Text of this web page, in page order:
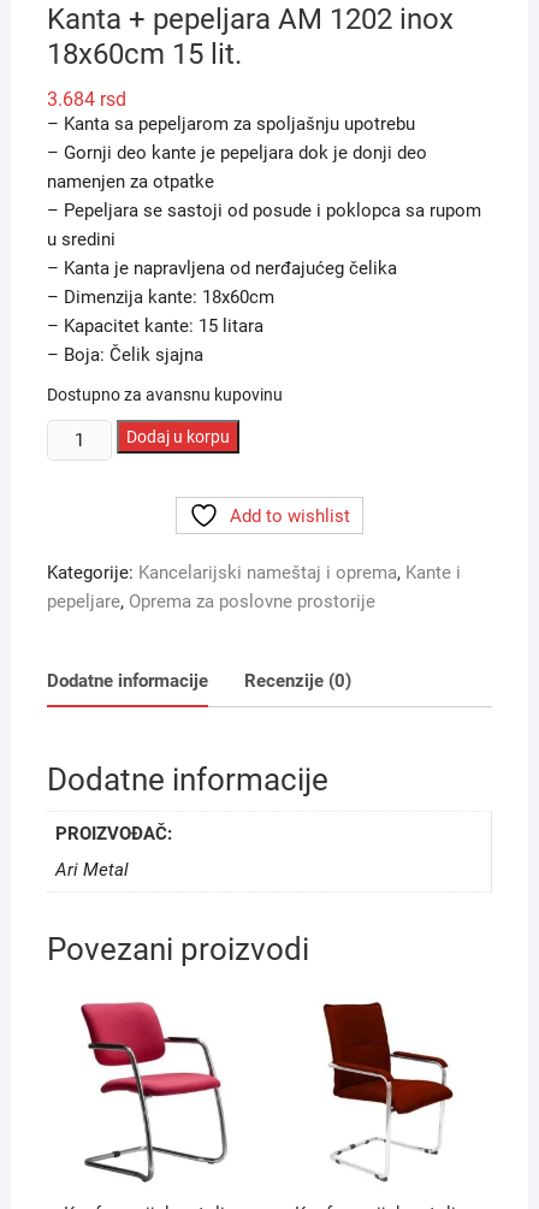
Kanta + pepeljara AM 1202 inox
18x60cm 15 lit.
3.684 rsd
– Kanta sa pepeljarom za spoljašnju upotrebu
– Gornji deo kante je pepeljara dok je donji deo
namenjen za otpatke
– Pepeljara se sastoji od posude i poklopca sa rupom
u sredini
– Kanta je napravljena od nerđajućeg čelika
– Dimenzija kante: 18x60cm
– Kapacitet kante: 15 litara
– Boja: Čelik sjajna
Dostupno za avansnu kupovinu
Kanta
+
inox
18x60cm
količina
Dodaj u korpu
Add to wishlist
Kategorije: Kancelarijski nameštaj i oprema, Kante i
pepeljare, Oprema za poslovne prostorije
Dodatne informacije Recenzije (0)
Dodatne informacije
PROIZVOĐAČ:
Ari Metal
Povezani proizvodi